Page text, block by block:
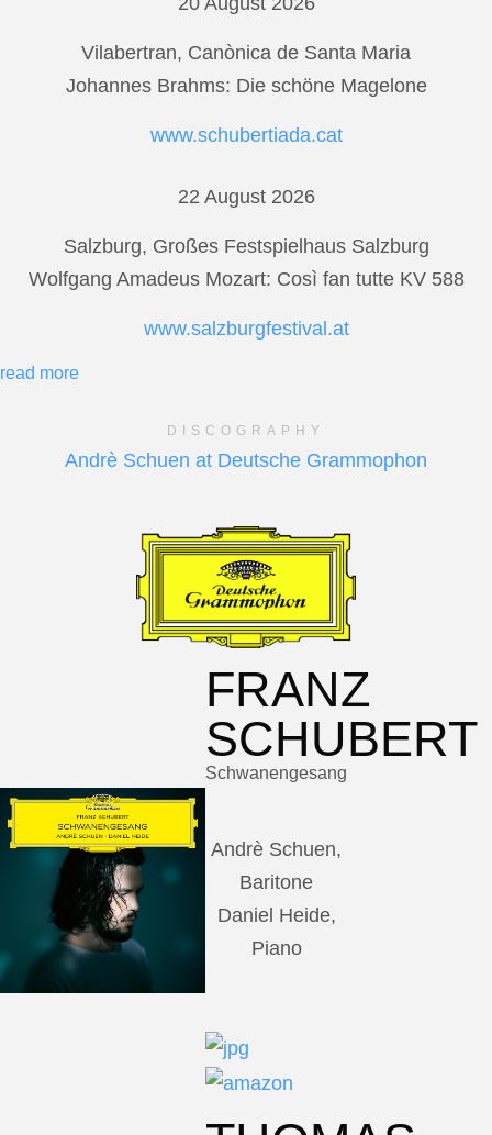
Vilabertran, Canònica de Santa Maria
Johannes Brahms: Die schöne Magelone
www.schubertiada.cat
22 August 2026
Salzburg, Großes Festspielhaus Salzburg
Wolfgang Amadeus Mozart: Così fan tutte KV 588
www.salzburgfestival.at
read more
DISCOGRAPHY
Andrè Schuen at Deutsche Grammophon
FRANZ
SCHUBERT
Schwanengesang
Andrè Schuen,
Baritone
Daniel Heide,
Piano